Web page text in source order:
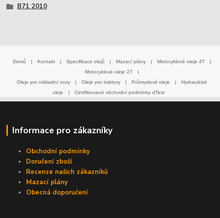
B71 2010
Domů | Kontakt | Specifikace olejů | Mazací plány | Motocyklové oleje 4T
|
Motocyklové oleje 2T
|
Oleje pro nákladní vozy
| Oleje pro traktory | Průmyslové oleje |
Hydraulické
oleje
| Certifikované obchodní podmínky dTest
Informace pro zákazníky
Obchodní podmínky
Doručení zboží
Recenze našich zákazníků
Mazací plány
Obecná doporučení